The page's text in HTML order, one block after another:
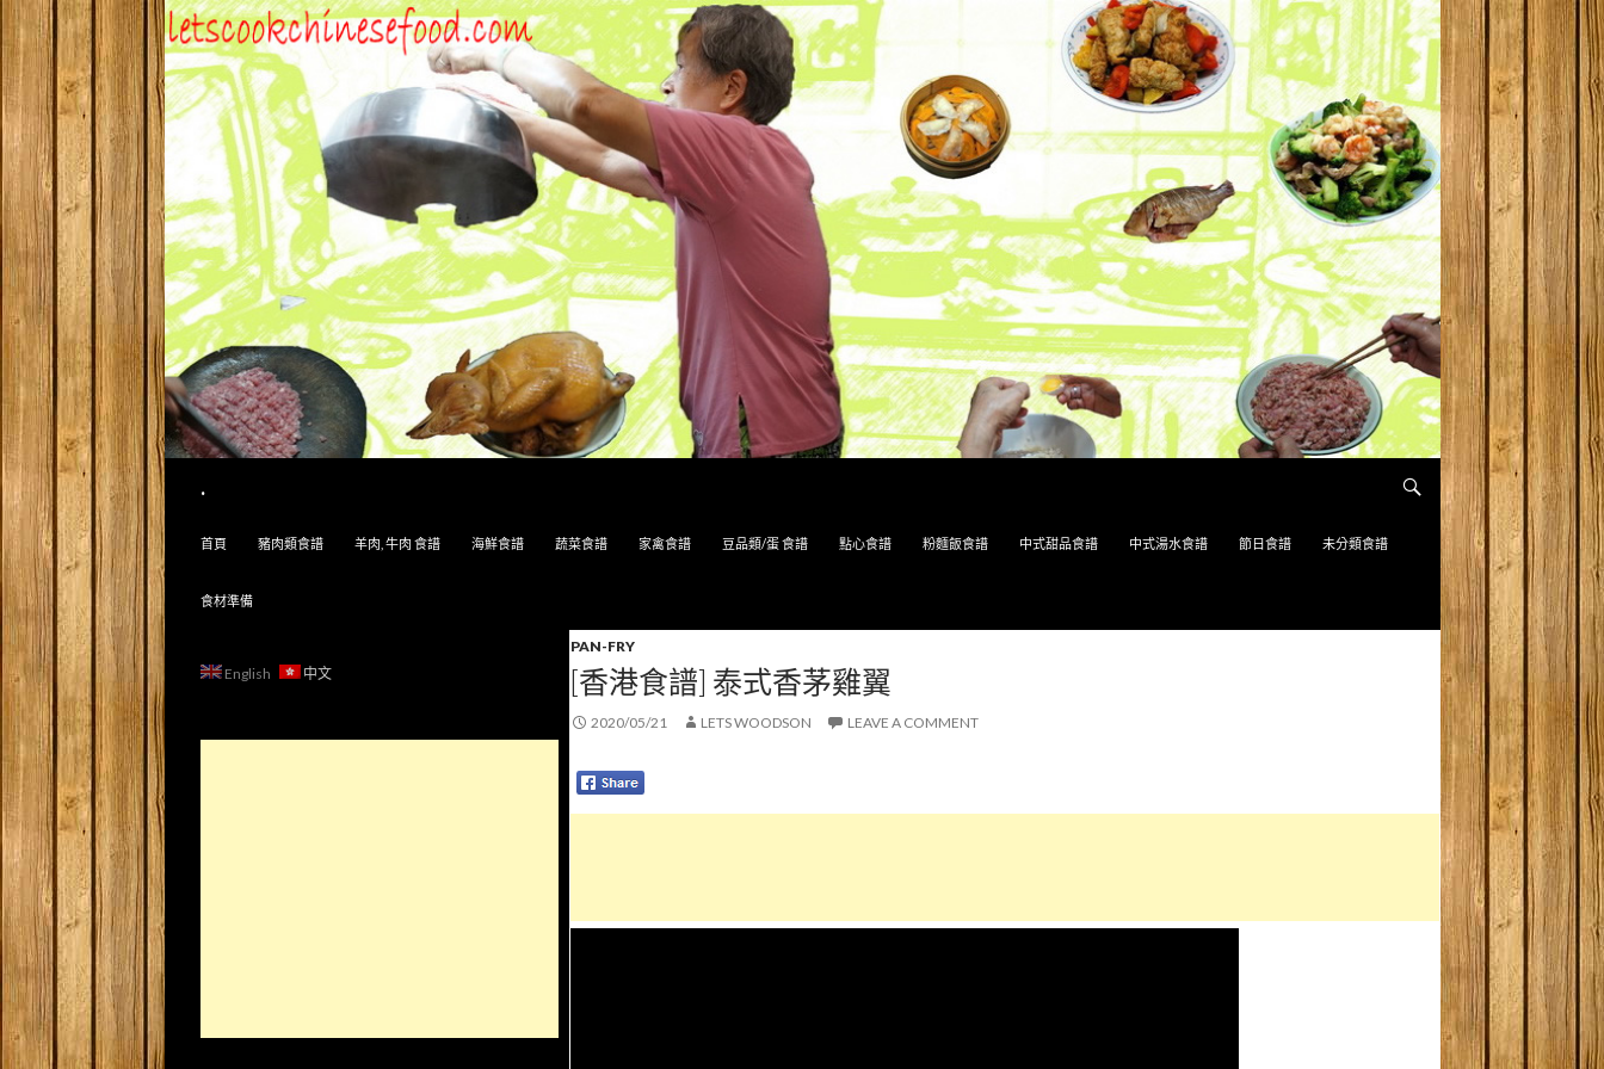
.
首頁
豬肉類食譜 羊肉, 牛肉 食譜 海鮮食譜 蔬菜食譜 家禽食譜 豆品類/蛋 食譜 點心食譜 粉麵飯食譜 中式甜品食譜 中式湯水食譜 節日食譜 未分類食譜
食材準備
PAN-FRY
[香港食譜] 泰式香茅雞翼
2020/05/21 LETS WOODSON LEAVE A COMMENT
English 中文